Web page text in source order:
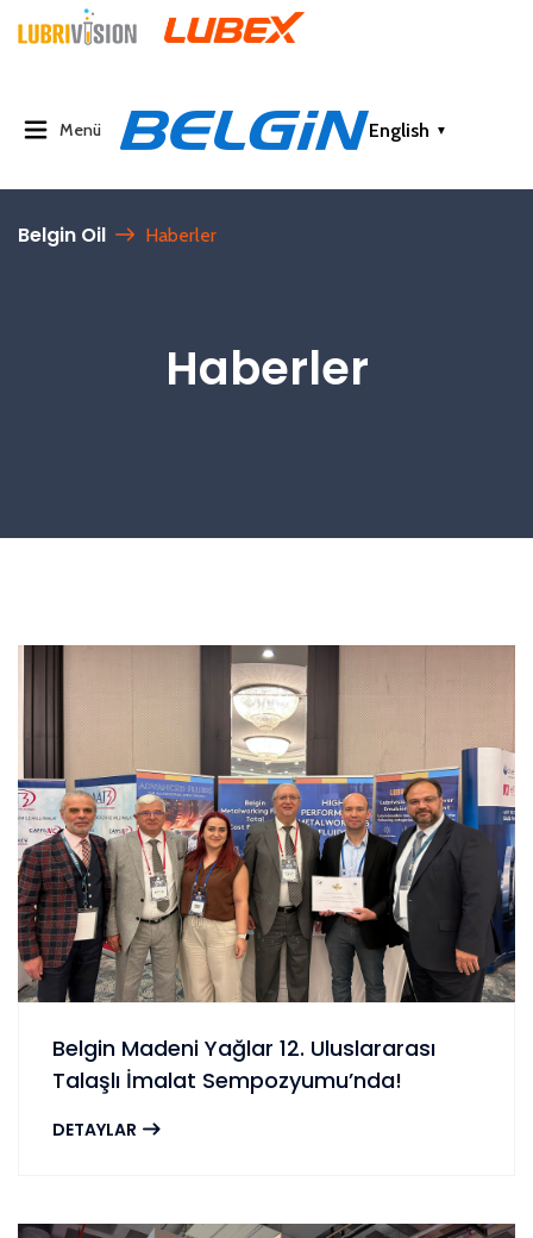
Menü English ▼
Belgin Oil Haberler
Haberler
Belgin Madeni Yağlar 12. Uluslararası
Talaşlı İmalat Sempozyumu’nda!
DETAYLAR